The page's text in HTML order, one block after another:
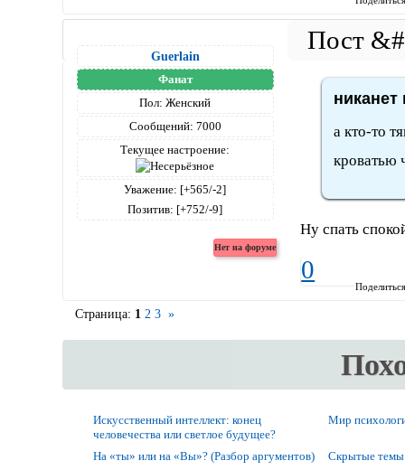
Guerlain
Фанат
Пол: Женский
Сообщений: 7000
Текущее настроение:
Уважение: [+565/-2]
Позитив: [+752/-9]
никанет
а кто-то
кроватью
Ну спать
0
Страница: 1 2 3 »
Искусственный интеллект: конец
человечества или светлое будущее?
Мир
На «ты» или на «Вы»? (Разбор аргументов)
Скрытые темы